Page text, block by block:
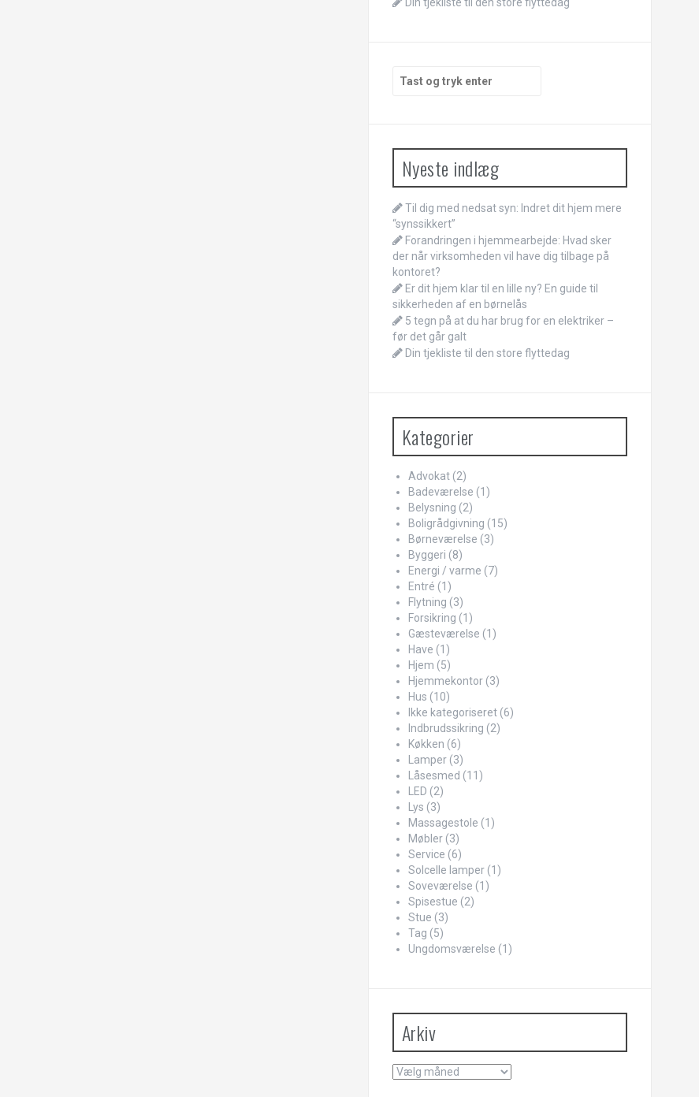
efter:
Nyeste indlæg
Til dig med nedsat syn: Indret dit hjem mere
“synssikkert”
Forandringen i hjemmearbejde: Hvad sker
der når virksomheden vil have dig tilbage på
kontoret?
Er dit hjem klar til en lille ny? En guide til
sikkerheden af en børnelås
5 tegn på at du har brug for en elektriker –
før det går galt
Din tjekliste til den store flyttedag
Kategorier
Advokat(2)
Badeværelse (1)
Belysning (2)
Boligrådgivning (15)
Børneværelse (3)
Byggeri (8)
Energi / varme (7)
Entré (1)
Flytning (3)
Forsikring (1)
Gæsteværelse (1)
Have (1)
Hjem (5)
Hjemmekontor(3)
Hus (10)
Ikke kategoriseret(6)
Indbrudssikring (2)
Køkken (6)
Lamper(3)
Låsesmed (11)
LED (2)
Lys (3)
Massagestole (1)
Møbler(3)
Service (6)
Solcelle lamper(1)
Soveværelse (1)
Spisestue (2)
Stue (3)
Tag (5)
Ungdomsværelse (1)
Arkiv
Arkiv